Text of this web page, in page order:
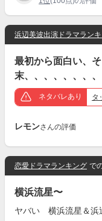
浜辺美波出演ドラマラン
最初から面白い、
末、、、、、、、、
ネタバレあり タ
レモンさんの評価
恋愛ドラマランキング で
横浜流星〜
ヤバい 横浜流星＆浜